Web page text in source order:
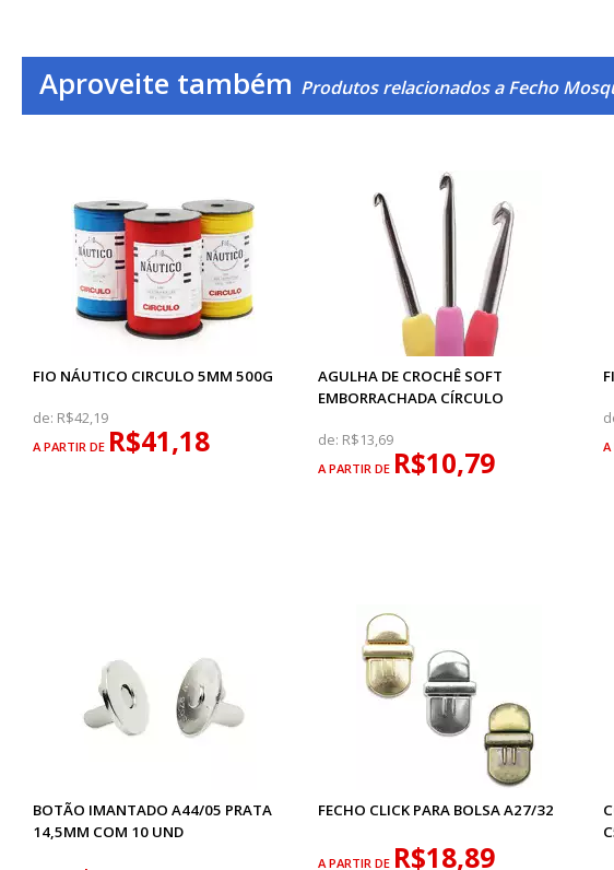
Aproveite também Produtos relacionados a Fecho
FIO NÁUTICO CIRCULO 5MM 500G
de: R$42,19
A PARTIR DE R$41,18
AGULHA DE CROCHÊ SOFT
EMBORRACHADA CÍRCULO
de: R$13,69
A PARTIR DE R$10,79 A
BOTÃO IMANTADO A44/05 PRATA
14,5MM COM 10 UND
FECHO CLICK PARA BOLSA A27/32
A PARTIR DE R$18,89